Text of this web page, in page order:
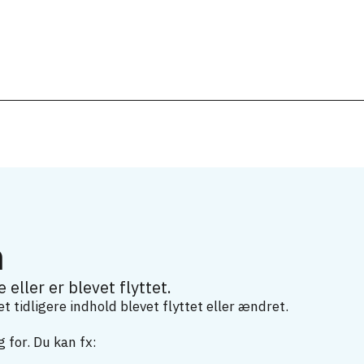
eller er blevet flyttet.
tidligere indhold blevet flyttet eller ændret.
for. Du kan fx: